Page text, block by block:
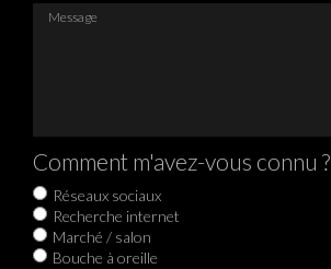
Message
Comment m'avez-vous connu ?
Réseaux sociaux
Recherche internet
Marché / salon
Bouche à oreille